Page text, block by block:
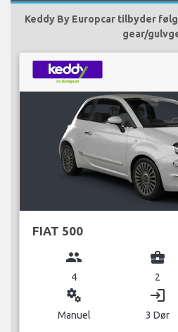
Keddy By Europcar tilbyder
gear/
FIAT 500
group
4
business_center
2
miscellaneous_services
Manuel
login
3 Dør